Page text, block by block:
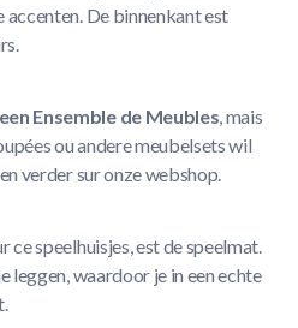
accenten. De binnenkant est
Ensemble de Meubles, mais
ou andere meubelsets wil
verder sur onze webshop.
ce speelhuisjes, est de speelmat.
leggen, waardoor je in een echte